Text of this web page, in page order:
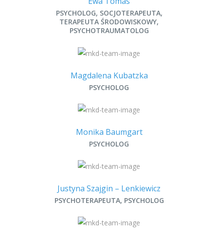
PSYCHOLOG, SOCJOTERAPEUTA,
TERAPEUTA ŚRODOWISKOWY,
PSYCHOTRAUMATOLOG
Magdalena Kubatzka
PSYCHOLOG
Monika Baumgart
PSYCHOLOG
Justyna Szajgin – Lenkiewicz
PSYCHOTERAPEUTA, PSYCHOLOG